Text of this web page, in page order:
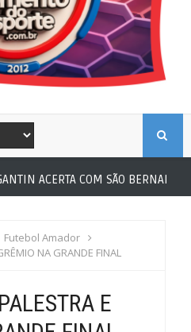
ACERTA COM SÃO BERNARDO
Futebol Amador
NA GRANDE FINAL
E